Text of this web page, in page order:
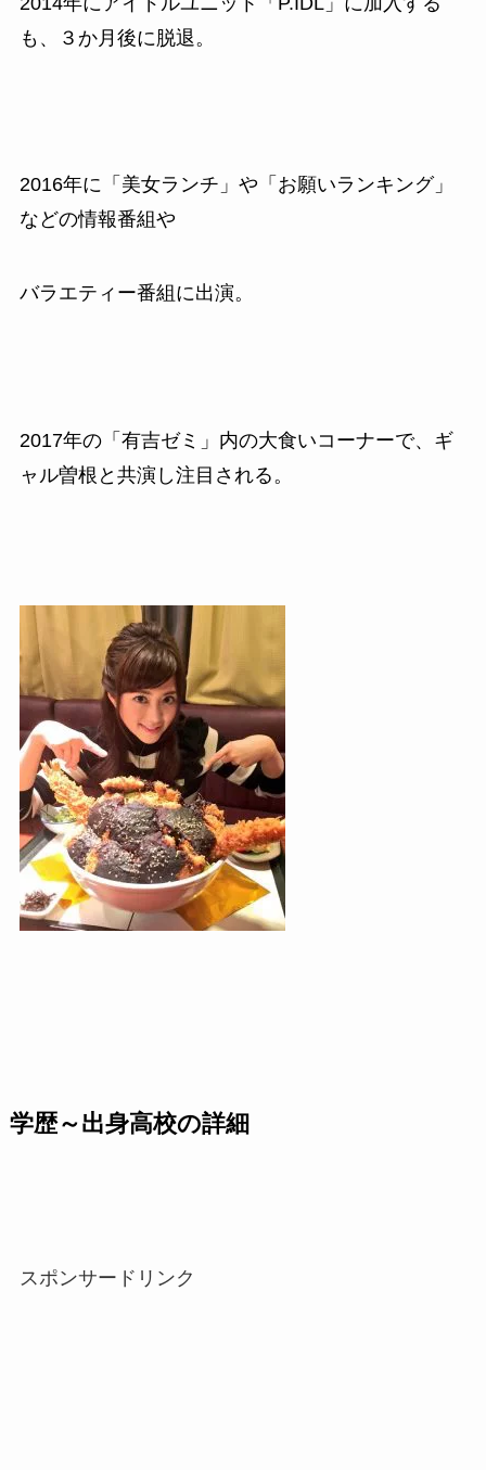
も、３か月後に脱退。
2016年に「美女ランチ」や「お願いランキング」
などの情報番組や
バラエティー番組に出演。
2017年の「有吉ゼミ」内の大食いコーナーで、ギ
ャル曽根と共演し注目される。
学歴～出身高校の詳細
スポンサードリンク